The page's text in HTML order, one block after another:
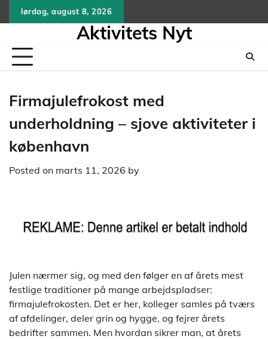
to
lørdag, august 8, 2026
Aktivitets Nyt
Firmajulefrokost med
underholdning – sjove aktiviteter i
københavn
Posted on marts 11, 2026 by
Julen nærmer sig, og med den følger en af årets mest
festlige traditioner på mange arbejdspladser:
firmajulefrokosten. Det er her, kolleger samles på tværs
af afdelinger, deler grin og hygge, og fejrer årets
bedrifter sammen. Men hvordan sikrer man, at årets